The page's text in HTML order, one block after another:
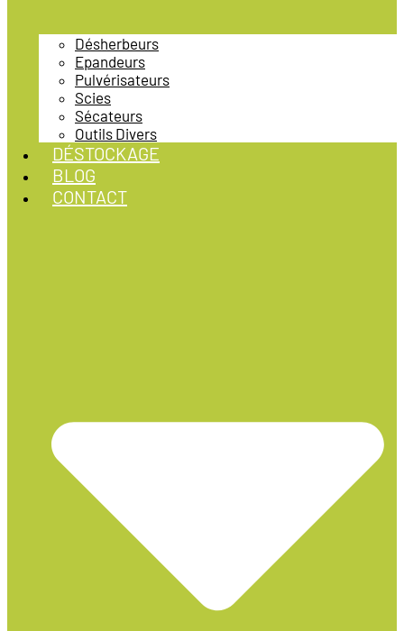
Désherbeurs
Epandeurs
Pulvérisateurs
Scies
Sécateurs
Outils Divers
DÉSTOCKAGE
BLOG
CONTACT